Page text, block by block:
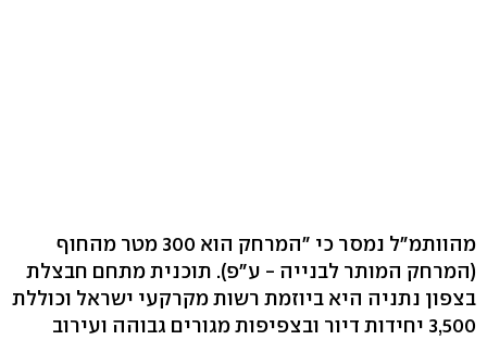
מהוותמ"ל נמסר כי "המרחק הוא 300 מטר מהחוף
(המרחק המותר לבנייה - ע"פ). תוכנית מתחם חבצלת
בצפון נתניה היא ביוזמת רשות מקרקעי ישראל וכוללת
3,500 יחידות דיור ובצפיפות מגורים גבוהה ועירוב